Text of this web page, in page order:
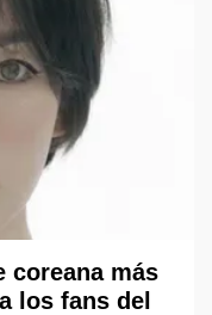
coreana más
los fans del